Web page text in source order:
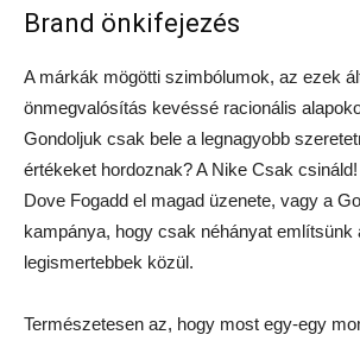
Brand önkifejezés
A márkák mögötti szimbólumok, az ezek
önmegvalósítás kevéssé racionális
Gondoljuk csak bele a legnagyobb
értékeket hordoznak? A Nike Csak
Dove Fogadd el magad üzenete, vagy a
kampánya, hogy csak néhányat említsünk
legismertebbek közül.
Természetesen az, hogy most egy-egy